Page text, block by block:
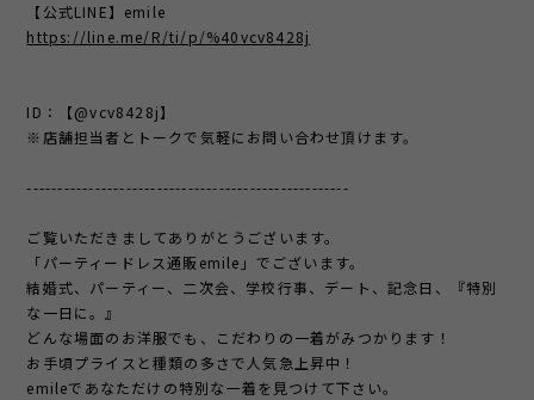
【公式LINE】emile
https://line.me/R/ti/p/%40vcv8428j
ID：【@vcv8428j】
※店舗担当者とトークで気軽にお問い合わせ頂けます。
----------------------------------------------------
ご覧いただきましてありがとうございます。
「パーティードレス通販emile」でございます。
結婚式、パーティー、二次会、学校行事、デート、記念日、『特別
な一日に。』
どんな場面のお洋服でも、こだわりの一着がみつかります！
お手頃プライスと種類の多さで人気急上昇中！
emileであなただけの特別な一着を見つけて下さい。